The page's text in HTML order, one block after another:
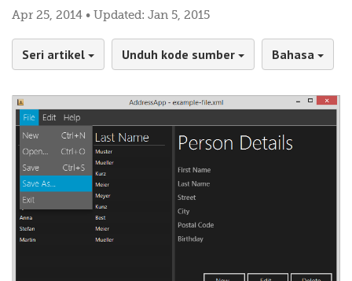
Apr 25, 2014 • Updated: Jan 5, 2015
Seri artikel Unduh kode sumber Bahasa